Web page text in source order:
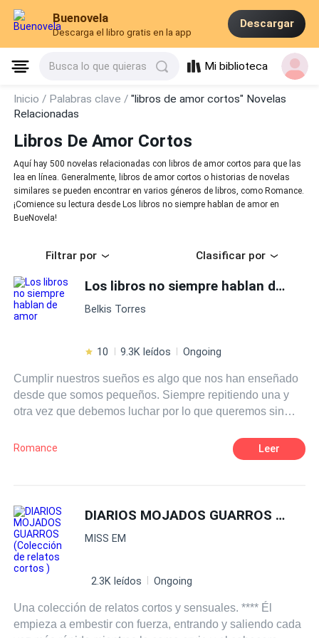
Buenovela
Descarga el libro gratis en la app
Descargar
Busca lo que quieras Mi biblioteca
Inicio / Palabras clave /"libros de amor cortos" Novelas
Relacionadas
Libros De Amor Cortos
Aquí hay 500 novelas relacionadas con libros de amor cortos para que las
lea en línea. Generalmente, libros de amor cortos o historias de novelas
similares se pueden encontrar en varios géneros de libros, como Romance.
¡Comience su lectura desde Los libros no siempre hablan de amor en
BueNovela!
Filtrar por Clasificar por
Los libros no siempre hablan de amor
Belkis Torres
10 9.3K leídos Ongoing
Cumplir nuestros sueños es algo que nos han enseñado
desde que somos pequeños. Siempre repitiendo una y
otra vez que debemos luchar por lo que queremos sin
tenía en mente cuando se subió a un avión para ir al otro
extremo del país, para perseguir eso que tanto anhelaba.
cosas más, nuevas amistades, nuevos gustos, pero sobre
todo, algo sobre lo que solamente había escrito y leído: el
amor. ¿Es posible que los sueños se cumplan? Pero,
sobre todo, ¿puede ir el amor de la mano de nuestros
deseos?
Romance Leer
DIARIOS MOJADOS GUARROS (Colección de relatos cortos )
MISS EM
2.3K leídos Ongoing
Una colección de relatos cortos y sensuales. **** Él
empieza a embestir con fuerza, entrando y saliendo cada